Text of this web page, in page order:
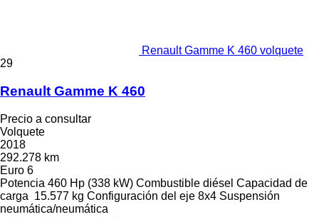
Renault Gamme K 460 volquete
29
Renault Gamme K 460
Precio a consultar
Volquete
2018
292.278 km
Euro 6
Potencia 460 Hp (338 kW) Combustible diésel Capacidad de
carga 15.577 kg Configuración del eje 8x4 Suspensión
neumática/neumática